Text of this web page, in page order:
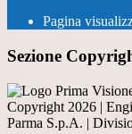
Pagina
Sezione
Copyright 2026 |
Parma S.p.A. |